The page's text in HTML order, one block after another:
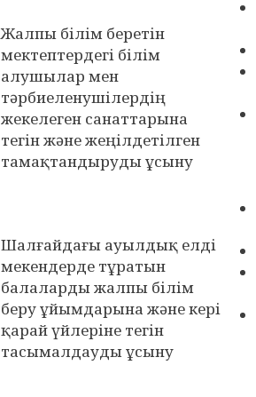
Жалпы білім беретін
мектептердегі білім
алушылар мен
тәрбиеленушілердің
жекелеген санаттарына
тегін және жеңілдетілген
тамақтандыруды ұсыну
Шалғайдағы ауылдық елді
мекендерде тұратын
балаларды жалпы білім
беру ұйымдарына және кері
қарай үйлеріне тегін
тасымалдауды ұсыну